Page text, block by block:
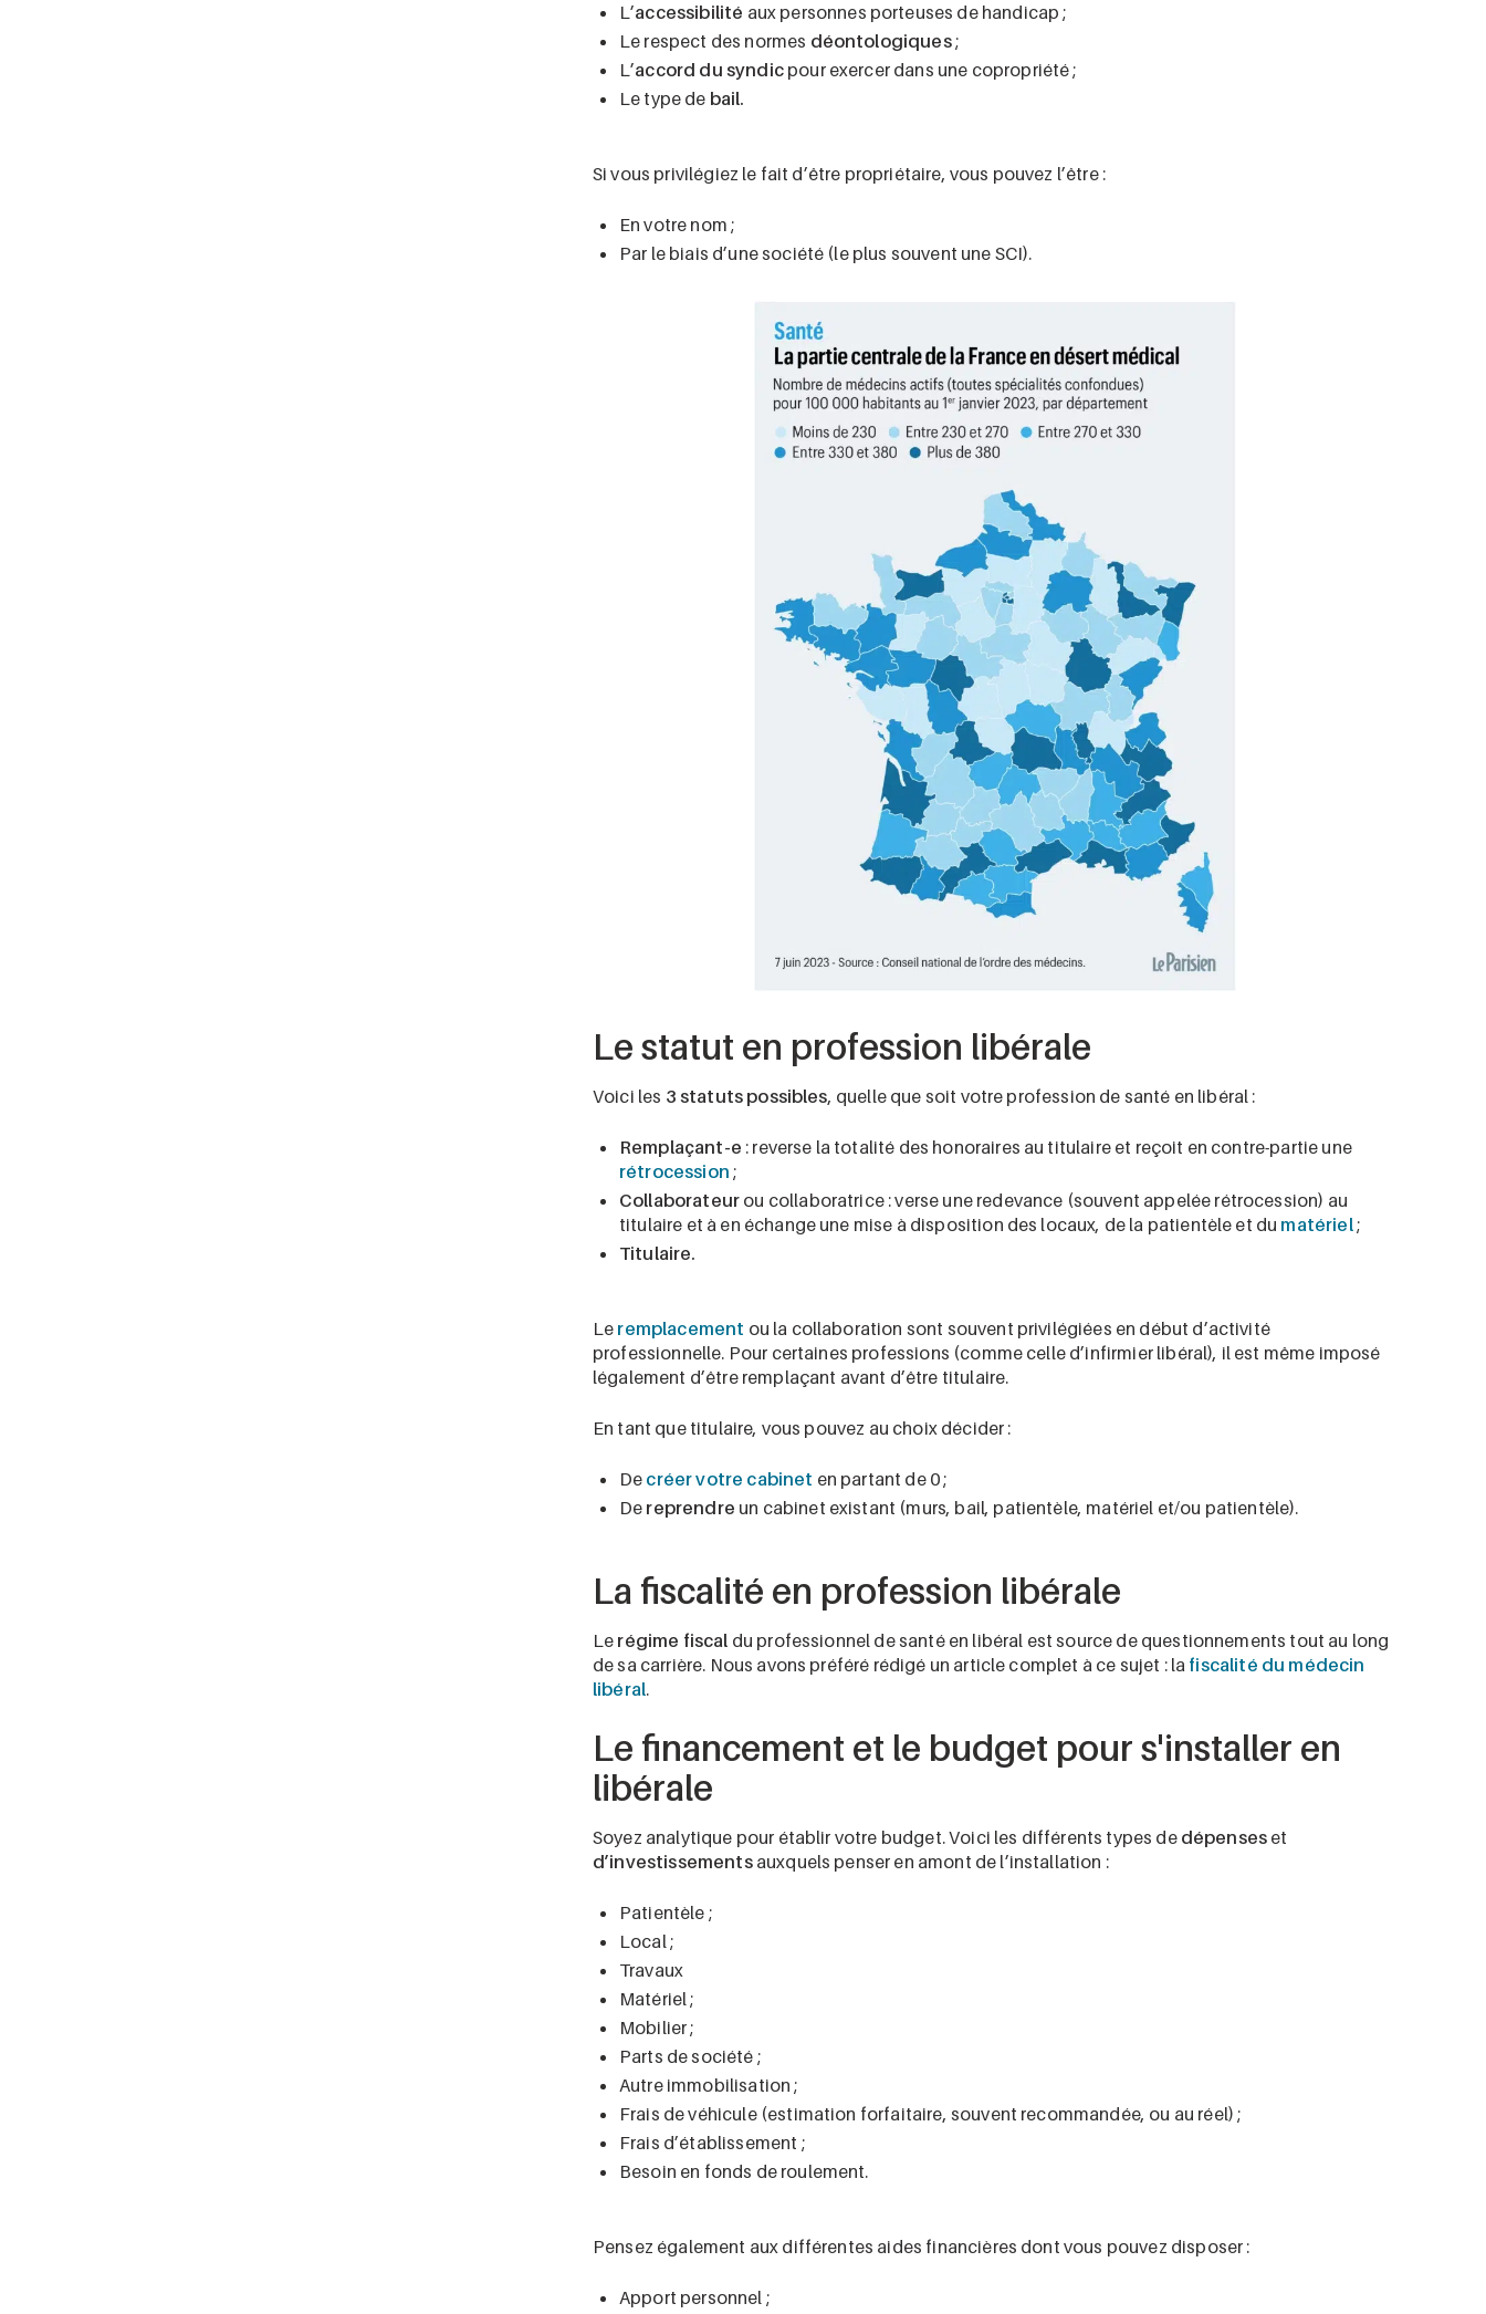
L’accessibilité aux personnes porteuses de handicap ;
Le respect des normes déontologiques;
L’accord du syndicpour exercer dans une copropriété ;
Le type de bail.
Si vous privilégiez le fait d’être propriétaire, vous pouvez l’être :
En votre nom ;
Par le biais d’une société (le plus souvent une SCI).
Le statut en profession libérale
Voici les 3 statuts possibles, quelle que soit votre profession de santé en libéral :
Remplaçant-e : reverse la totalité des honoraires au titulaire et reçoit en contre-partie une
rétrocession ;
Collaborateur ou collaboratrice : verse une redevance (souvent appelée rétrocession) au
titulaire et à en échange une mise à disposition des locaux, de la patientèle et du matériel;
Titulaire.
Le remplacement ou la collaboration sont souvent privilégiées en début d’activité
professionnelle. Pour certaines professions (comme celle d’infirmier libéral), il est même imposé
légalement d’être remplaçant avant d’être titulaire.
En tant que titulaire, vous pouvez au choix décider :
De créer votre cabinet en partant de 0 ;
De reprendre un cabinet existant (murs, bail, patientèle, matériel et/ou patientèle).
La fiscalité en profession libérale
Le régime fiscal du professionnel de santé en libéral est source de questionnements tout au long
de sa carrière. Nous avons préféré rédigé un article complet à ce sujet : la fiscalité du médecin
libéral.
Le financement et le budget pour s'installer en
libérale
Soyez analytique pour établir votre budget. Voici les différents types de dépenses et
d’investissementsauxquels penser en amont de l’installation :
Patientèle ;
Local ;
Travaux
Matériel ;
Mobilier ;
Parts de société ;
Autre immobilisation ;
Frais de véhicule (estimation forfaitaire, souvent recommandée, ou au réel) ;
Frais d’établissement ;
Besoin en fonds de roulement.
Pensez également aux différentes aides financières dont vous pouvez disposer :
Apport personnel ;